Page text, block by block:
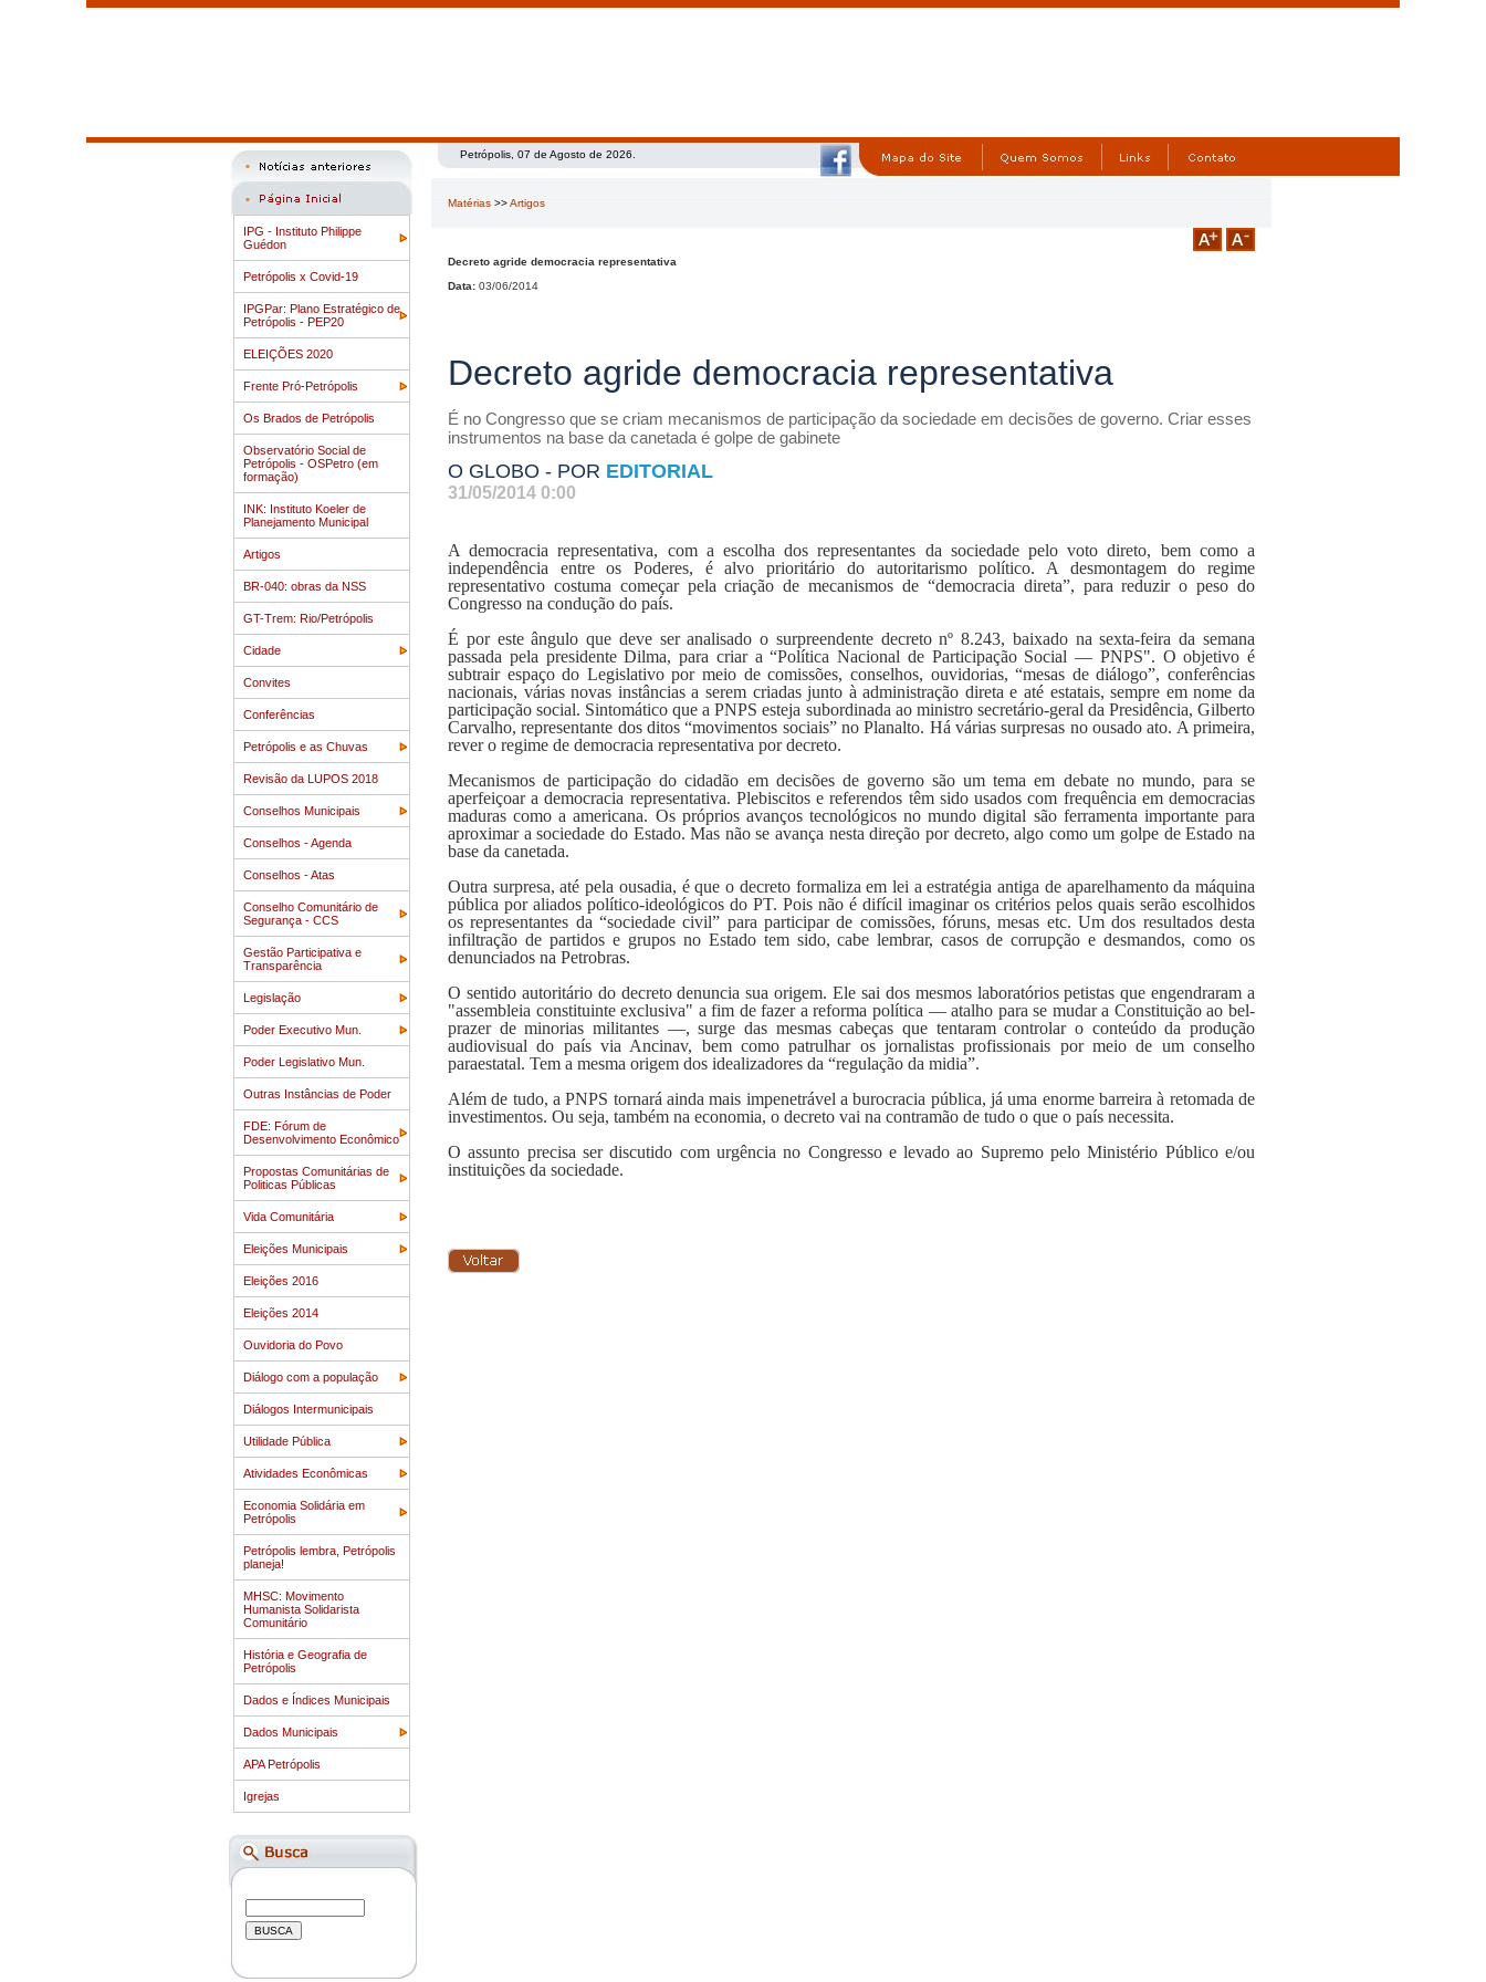
IPG - Instituto Philippe
Guédon
Petrópolis x Covid-19
IPGPar: Plano Estratégico de
Petrópolis - PEP20
ELEIÇÕES 2020
Frente Pró-Petrópolis
Os Brados de Petrópolis
Observatório Social de
Petrópolis - OSPetro (em
formação)
INK: Instituto Koeler de
Planejamento Municipal
Artigos
BR-040: obras da NSS
GT-Trem: Rio/Petrópolis
Cidade
Convites
Conferências
Petrópolis e as Chuvas
Revisão da LUPOS 2018
Conselhos Municipais
Conselhos - Agenda
Conselhos - Atas
Conselho Comunitário de
Segurança - CCS
Gestão Participativa e
Transparência
Legislação
Poder Executivo Mun.
Poder Legislativo Mun.
Outras Instâncias de Poder
FDE: Fórum de
Desenvolvimento Econômico
Propostas Comunitárias de
Politicas Públicas
Vida Comunitária
Eleições Municipais
Eleições 2016
Eleições 2014
Ouvidoria do Povo
Diálogo com a população
Diálogos Intermunicipais
Utilidade Pública
Atividades Econômicas
Economia Solidária em
Petrópolis
Petrópolis lembra, Petrópolis
planeja!
MHSC: Movimento
Humanista Solidarista
Comunitário
História e Geografia de
Petrópolis
Dados e Índices Municipais
Dados Municipais
APA Petrópolis
Igrejas
Petrópolis, 07 de Agosto de 2026.
Matérias >>Artigos
Decreto agride democracia representativa
Data: 03/06/2014
Decreto agride democracia representativa
É no Congresso que se criam mecanismos de participação da sociedade em decisões de governo. Criar esses
instrumentos na base da canetada é golpe de gabinete
O GLOBO - POR EDITORIAL
31/05/2014 0:00
A democracia representativa, com a escolha dos representantes da sociedade pelo voto direto, bem como a
independência entre os Poderes, é alvo prioritário do autoritarismo político. A desmontagem do regime
representativo costuma começar pela criação de mecanismos de “democracia direta”, para reduzir o peso do
Congresso na condução do país.
É por este ângulo que deve ser analisado o surpreendente decreto nº 8.243, baixado na sexta-feira da semana
passada pela presidente Dilma, para criar a “Política Nacional de Participação Social — PNPS". O objetivo é
subtrair espaço do Legislativo por meio de comissões, conselhos, ouvidorias, “mesas de diálogo”, conferências
nacionais, várias novas instâncias a serem criadas junto à administração direta e até estatais, sempre em nome da
participação social. Sintomático que a PNPS esteja subordinada ao ministro secretário-geral da Presidência, Gilberto
Carvalho, representante dos ditos “movimentos sociais” no Planalto. Há várias surpresas no ousado ato. A primeira,
rever o regime de democracia representativa por decreto.
Mecanismos de participação do cidadão em decisões de governo são um tema em debate no mundo, para se
aperfeiçoar a democracia representativa. Plebiscitos e referendos têm sido usados com frequência em democracias
maduras como a americana. Os próprios avanços tecnológicos no mundo digital são ferramenta importante para
aproximar a sociedade do Estado. Mas não se avança nesta direção por decreto, algo como um golpe de Estado na
base da canetada.
Outra surpresa, até pela ousadia, é que o decreto formaliza em lei a estratégia antiga de aparelhamento da máquina
pública por aliados político-ideológicos do PT. Pois não é difícil imaginar os critérios pelos quais serão escolhidos
os representantes da “sociedade civil” para participar de comissões, fóruns, mesas etc. Um dos resultados desta
infiltração de partidos e grupos no Estado tem sido, cabe lembrar, casos de corrupção e desmandos, como os
denunciados na Petrobras.
O sentido autoritário do decreto denuncia sua origem. Ele sai dos mesmos laboratórios petistas que engendraram a
"assembleia constituinte exclusiva" a fim de fazer a reforma política — atalho para se mudar a Constituição ao bel-
prazer de minorias militantes —, surge das mesmas cabeças que tentaram controlar o conteúdo da produção
audiovisual do país via Ancinav, bem como patrulhar os jornalistas profissionais por meio de um conselho
paraestatal. Tem a mesma origem dos idealizadores da “regulação da midia”.
Além de tudo, a PNPS tornará ainda mais impenetrável a burocracia pública, já uma enorme barreira à retomada de
investimentos. Ou seja, também na economia, o decreto vai na contramão de tudo o que o país necessita.
O assunto precisa ser discutido com urgência no Congresso e levado ao Supremo pelo Ministério Público e/ou
instituições da sociedade.